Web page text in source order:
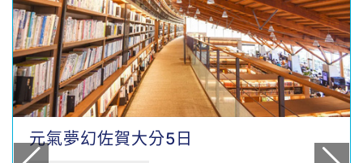
元氣夢幻佐賀大分5日